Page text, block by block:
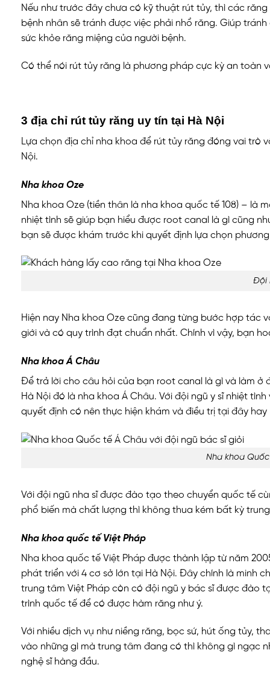
Nếu như trước đây chưa có kỹ thuật rút tủy, thì các
bệnh nhân sẽ tránh được việc phải nhổ răng. Giúp
sức khỏe răng miệng của người bệnh.
Có thể nói rút tủy răng là phương pháp cực kỳ an toàn
3 địa chỉ rút tủy răng uy tín tại Hà Nội
Lựa chọn địa chỉ nha khoa để rút tủy răng đóng vai trò
Nội.
Nha khoa Oze
Nha khoa Oze (tiền thân là nha khoa quốc tế 108) – là
nhiệt tình sẽ giúp bạn hiểu được root canal là gì cũng
bạn sẽ được khám trước khi quyết định lựa chọn
Đội
Hiện nay Nha khoa Oze cũng đang từng bước hợp tác
giới và có quy trình đạt chuẩn nhất. Chính vì vậy, bạn
Nha khoa Á Châu
Để trả lời cho câu hỏi của bạn root canal là gì và làm
Hà Nội đó là nha khoa Á Châu. Với đội ngũ y sĩ nhiệt
quyết định có nên thực hiện khám và điều trị tại đây
Nha khoa
Với đội ngũ nha sĩ được đào tạo theo chuyển quốc tế
phổ biến mà chất lượng thì không thua kém bất kỳ
Nha khoa quốc tế Việt Pháp
Nha khoa quốc tế Việt Pháp được thành lập từ năm
phát triển với 4 cơ sở lớn tại Hà Nội. Đây chính là minh
trung tâm Việt Pháp còn có đội ngũ y bác sĩ được đào
trình quốc tế để có được hàm răng như ý.
Với nhiều dịch vụ như niềng răng, bọc sứ, hút ống tủy,
vào những gì mà trung tâm đang có thì không gì ngạc
nghệ sĩ hàng đầu.